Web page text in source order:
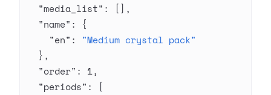
  "media_list"
: [],
  "name"
: {
    "en"
: "Medium crystal pack"
  },
  "order"
: 1,
  "periods"
: [